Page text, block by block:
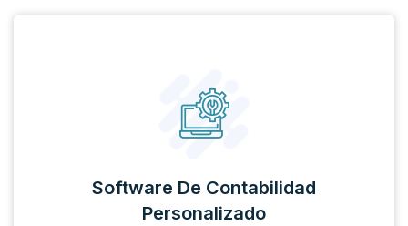
Software De Contabilidad
Personalizado